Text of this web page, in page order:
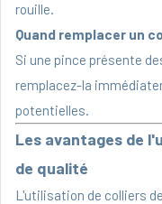
rouille.
Quand remplacer un
Si une pince présente
remplacez-la
potentielles.
Les avantages de
de qualité
L'utilisation de colliers